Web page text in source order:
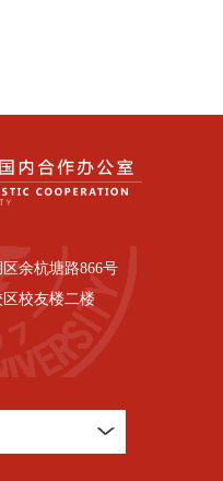
余杭塘路866号
校友楼二楼